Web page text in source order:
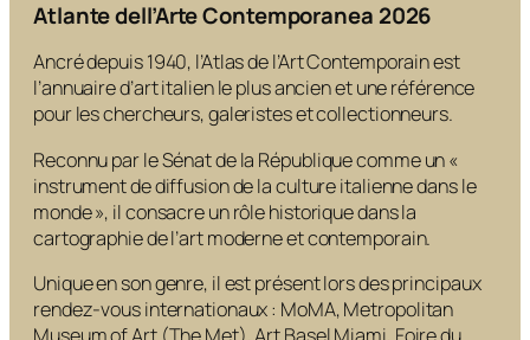
Atlante dell’Arte Contemporanea 2026
Ancré depuis 1940, l’Atlas de l’Art Contemporain est
l’annuaire d’art italien le plus ancien et une référence
pour les chercheurs, galeristes et collectionneurs.
Reconnu par le Sénat de la République comme un «
instrument de diffusion de la culture italienne dans le
monde », il consacre un rôle historique dans la
cartographie de l’art moderne et contemporain.
Unique en son genre, il est présent lors des principaux
rendez-vous internationaux : MoMA, Metropolitan